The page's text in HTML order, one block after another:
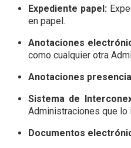
Expediente papel:
en papel.
Anotaciones
como cualquier otra
Anotaciones
Sistema de
Administraciones que lo
Documentos